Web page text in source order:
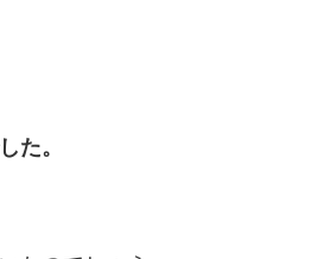
た。